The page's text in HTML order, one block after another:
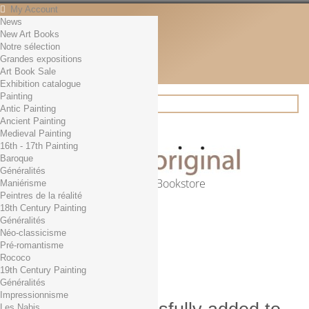
My Account
Contact
English
English
Français
News
Search
Online Art Bookstore
Cart (empty)
No products
Free shipping!
0,00 € Total
Check out
News
New Art Books
Notre sélection
Grandes expositions
Art Book Sale
Exhibition catalogue
Painting
Antic Painting
Ancient Painting
Medieval Painting
16th - 17th Painting
Baroque
Généralités
Maniérisme
Peintres de la réalité
18th Century Painting
Généralités
Néo-classicisme
Pré-romantisme
Rococo
19th Century Painting
Généralités
Impressionnisme